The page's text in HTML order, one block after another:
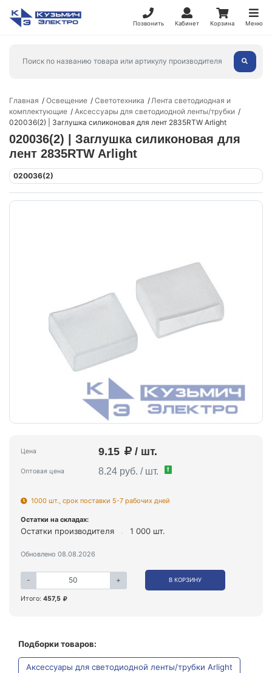
Позвонить Кабинет Корзина Меню
Главная Освещение Светотехника
Лента светодиодная и
комплектующие
Аксессуары для светодиодной ленты/трубки
020036(2) | Заглушка силиконовая для лент 2835RTW Arlight
020036(2) | Заглушка силиконовая для
лент 2835RTW Arlight
020036(2)
Цена 9.15 / шт.
Оптовая цена 8.24 руб. / шт. !
1000 шт., срок поставки 5-7 рабочих дней
Остатки на складах:
Остатки производителя 1 000 шт.
Обновлено 08.08.2026
- + В КОРЗИНУ
Итого: 457,5
Подборки товаров:
Аксессуары для светодиодной ленты/трубки Arlight